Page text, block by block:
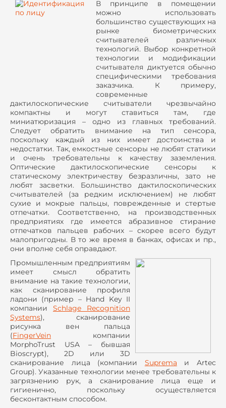
В принципе в помещении
можно использовать
большинство существующих на
рынке биометрических
считывателей различных
технологий. Выбор конкретной
технологии и модификации
считывателя диктуется обычно
специфическими требования
заказчика. К примеру,
современные
дактилоскопические считыватели чрезвычайно
компактны и могут ставиться там, где
миниатюризация – одно из главных требований.
Следует обратить внимание на тип сенсора,
поскольку каждый из них имеет достоинства и
недостатки. Так, емкостные сенсоры не любят статики
и очень требовательны к качеству заземления.
Оптические дактилоскопические сенсоры к
статическому электричеству безразличны, зато не
любят засветки. Большинство дактилоскопических
считывателей (за редким исключением) не любят
сухие и мокрые пальцы, поврежденные и стертые
отпечатки. Соответственно, на производственных
предприятиях где имеется абразивное стирание
отпечатков пальцев рабочих – скорее всего будут
малопригодны. В то же время в банках, офисах и пр.,
они вполне себя оправдают.
Промышленным предприятиям
имеет смысл обратить
внимание на такие технологии,
как сканирование профиля
ладони (пример – Hand Key II
компании Schlage Recognition
Systems), сканирование
рисунка вен пальца
(FingerVein компании
MorphoTrust
USA– бывшая
Bioscrypt), 2D или 3D
сканирование лица (компании Suprema и Artec
Group). Указанные технологии менее требовательны к
загрязнению рук, а сканирование лица еще и
гигиенично, поскольку осуществляется
бесконтактным способом.